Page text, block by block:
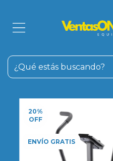
20%
OFF
ENVÍO GRATIS